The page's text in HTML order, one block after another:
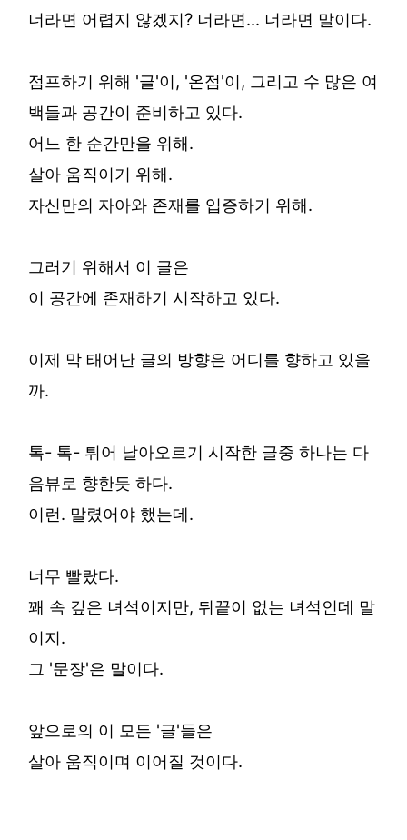
너라면 어렵지 않겠지? 너라면... 너라면 말이다.
점프하기 위해 '글'이, '온점'이, 그리고 수 많은 여
백들과 공간이 준비하고 있다.
어느 한 순간만을 위해.
살아 움직이기 위해.
자신만의 자아와 존재를 입증하기 위해.
그러기 위해서 이 글은
이 공간에 존재하기 시작하고 있다.
이제 막 태어난 글의 방향은 어디를 향하고 있을
까.
톡- 톡- 튀어 날아오르기 시작한 글중 하나는 다
음뷰로 향한듯 하다.
이런. 말렸어야 했는데.
너무 빨랐다.
꽤 속 깊은 녀석이지만, 뒤끝이 없는 녀석인데 말
이지.
그 '문장'은 말이다.
앞으로의 이 모든 '글'들은
살아 움직이며 이어질 것이다.